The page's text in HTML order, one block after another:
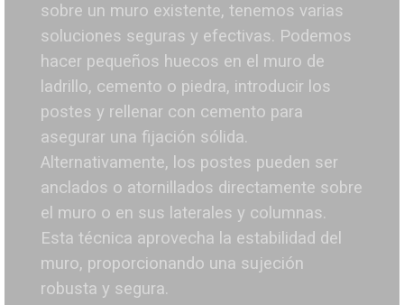
sobre un muro existente, tenemos varias
soluciones seguras y efectivas. Podemos
hacer pequeños huecos en el muro de
ladrillo, cemento o piedra, introducir los
postes y rellenar con cemento para
asegurar una fijación sólida.
Alternativamente, los postes pueden ser
anclados o atornillados directamente sobre
el muro o en sus laterales y columnas.
Esta técnica aprovecha la estabilidad del
muro, proporcionando una sujeción
robusta y segura.